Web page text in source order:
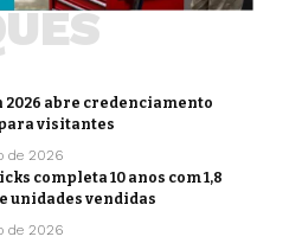
2026 abre credenciamento
visitantes
de 2026
completa 10 anos com 1,8
unidades vendidas
de 2026